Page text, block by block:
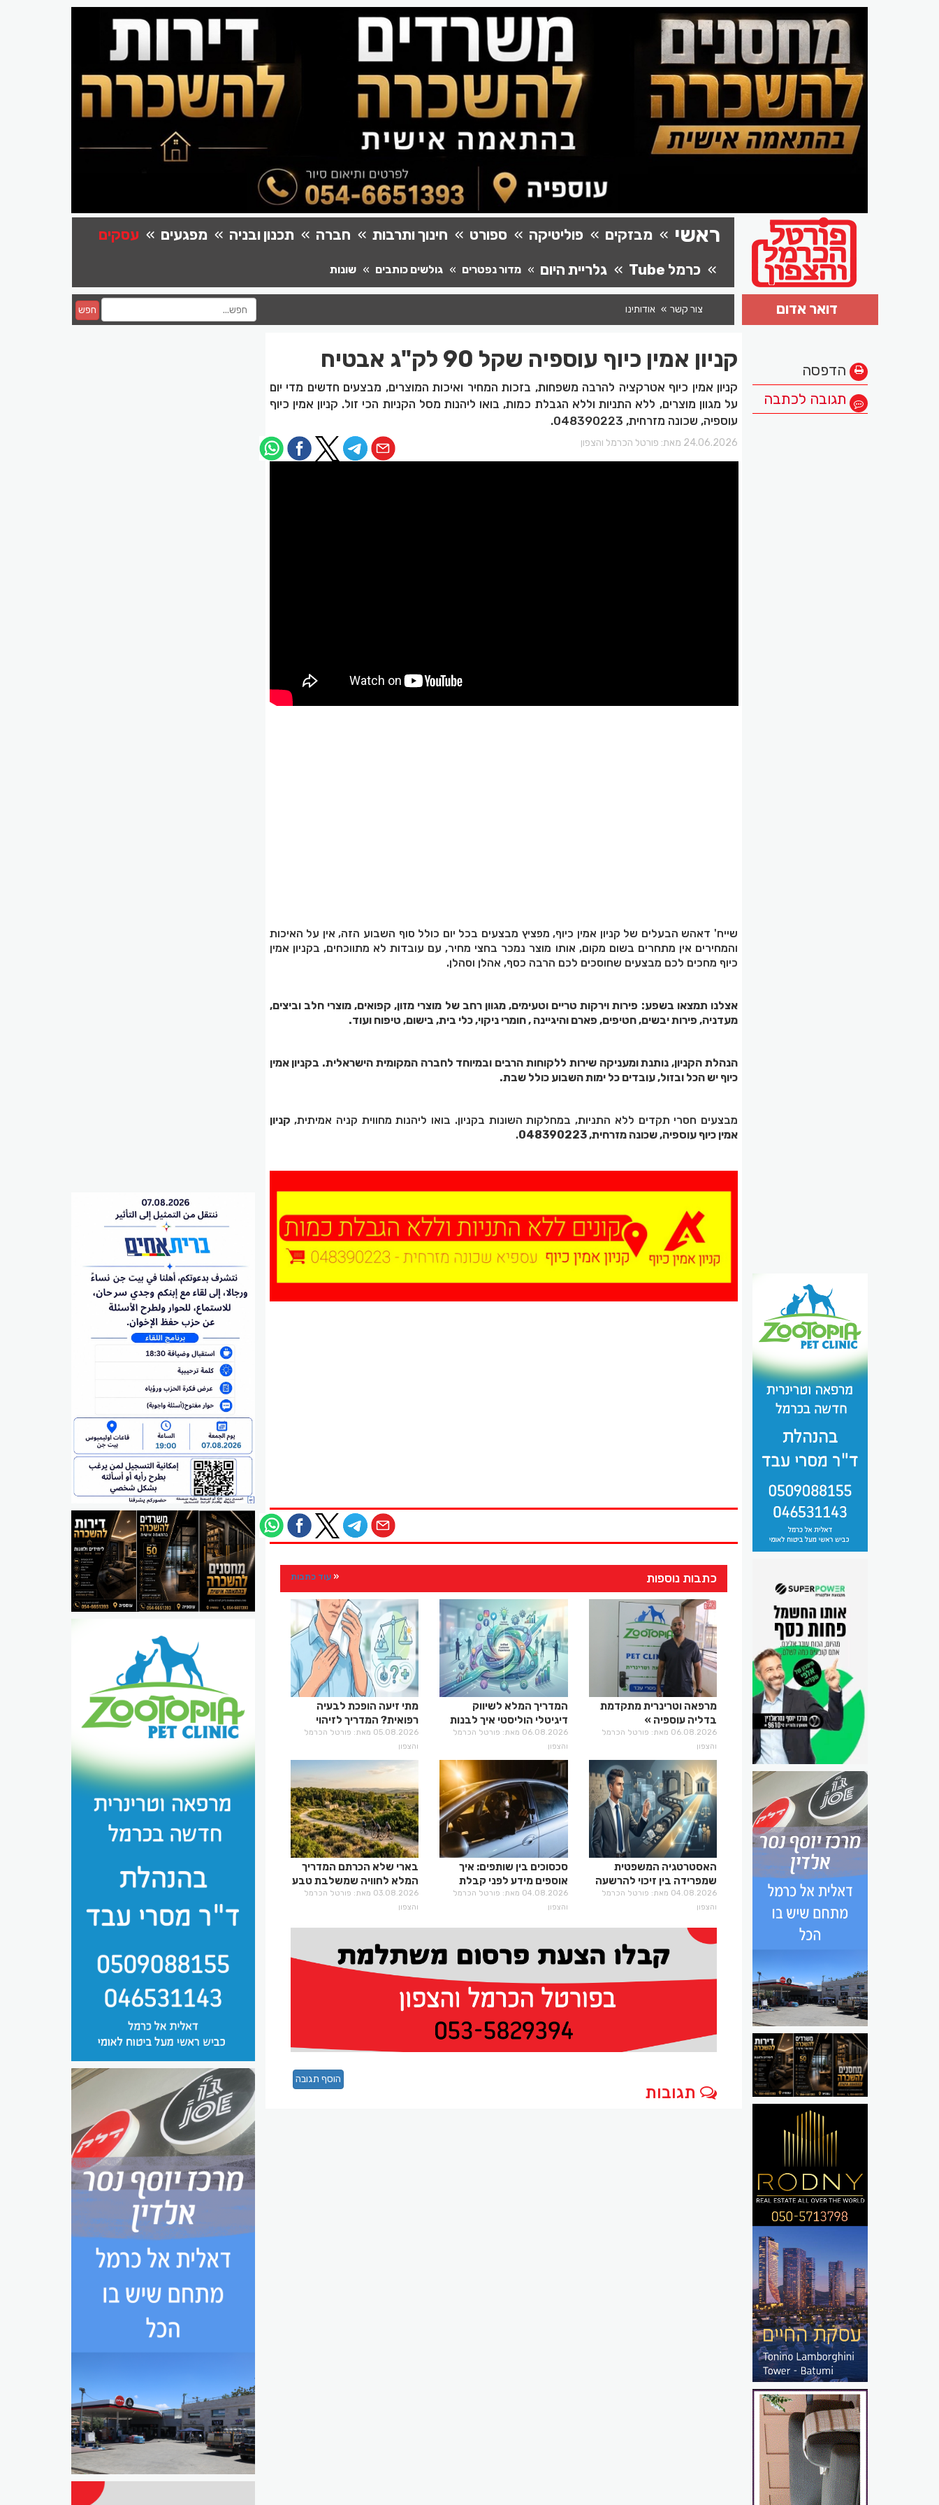
ראשי מבזקים פוליטיקה ספורט חינוך ותרבות חברה תכנון ובניה מפגעים
עסקים
כרמל Tube
גלריית היום מדור נפטרים גולשים כותבים שונות
צור קשר אודותינו חפש דואר אדום
הדפסה
תגובה לכתבה
קניון אמין כיוף עוספיה שקל 90 לק"ג אבטיח
קניון אמין כיוף אטרקציה להרבה משפחות, בזכות המחיר ואיכות המוצרים, מבצעים חדשים מדי יום
על מגוון מוצרים, ללא התניות וללא הגבלת כמות, בואו ליהנות מסל הקניות הכי זול. קניון אמין כיוף
עוספיה, שכונה מזרחית, 048390223.
24.06.2026 מאת: פורטל הכרמל והצפון
שייח' דאהש הבעלים של קניון אמין כיוף, מפציץ מבצעים בכל יום כולל סוף השבוע הזה, אין על האיכות
והמחירים אין מתחרים בשום מקום, אותו מוצר נמכר בחצי מחיר, עם עובדות לא מתווכחים, בקניון אמין
כיוף מחכים לכם מבצעים שחוסכים לכם הרבה כסף, אהלן וסהלן.
אצלנו תמצאו בשפע: פירות וירקות טריים וטעימים, מגוון רחב של מוצרי מזון, קפואים, מוצרי חלב וביצים,
מעדניה, פירות יבשים, חטיפים, פארם והיגיינה , חומרי ניקוי, כלי בית, בישום, טיפוח ועוד.
הנהלת הקניון, נותנת ומעניקה שירות ללקוחות הרבים ובמיוחד לחברה המקומית הישראלית. בקניון אמין
כיוף יש הכל ובזול, עובדים כל ימות השבוע כולל שבת.
מבצעים חסרי תקדים ללא התניות, במחלקות השונות בקניון. בואו ליהנות מחווית קניה אמיתית, קניון
אמין כיוף עוספיה, שכונה מזרחית, 048390223
.
כתבות נוספות עוד כתבות
מרפאה וטרינרית מתקדמת
בדליה עוספיה
06.08.2026 מאת: פורטל הכרמל
והצפון
המדריך המלא לשיווק
דיגיטלי הוליסטי איך לבנות
נוכחות מנצחת ב-202606.08.2026 מאת: פורטל הכרמל
והצפון
מתי זיעה הופכת לבעיה
רפואית? המדריך לזיהוי
היפרהידרוזיס05.08.2026 מאת: פורטל הכרמל
והצפון
האסטרטגיה המשפטית
שמפרידה בין זיכוי להרשעה
בירושלים
04.08.2026 מאת: פורטל הכרמל
והצפון
סכסוכים בין שותפים: איך
אוספים מידע לפני קבלת
החלטות גורליות04.08.2026 מאת: פורטל הכרמל
והצפון
בארי שלא הכרתם המדריך
המלא לחוויה שמשלבת טבע
היסטוריה וטעמים03.08.2026 מאת: פורטל הכרמל
והצפון
תגובות
הוסף תגובה